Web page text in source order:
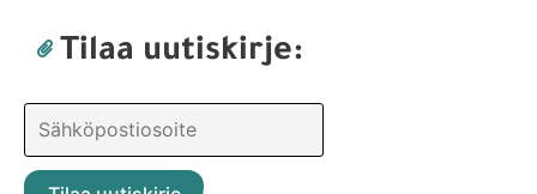
Tilaa uutiskirje: